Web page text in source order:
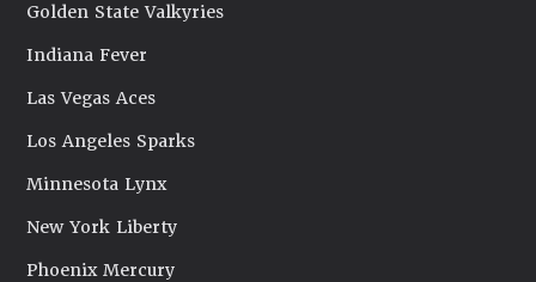
Golden State Valkyries
Indiana Fever
Las Vegas Aces
Los Angeles Sparks
Minnesota Lynx
New York Liberty
Phoenix Mercury